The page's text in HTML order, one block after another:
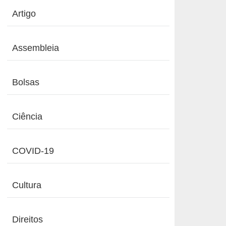
Artigo
Assembleia
Bolsas
Ciência
COVID-19
Cultura
Direitos